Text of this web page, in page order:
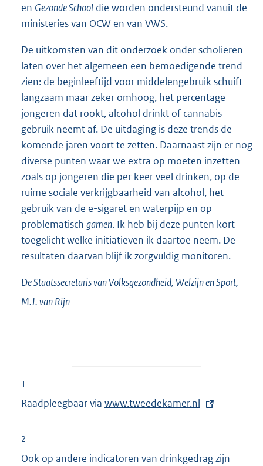
en Gezonde School die worden ondersteund vanuit de
ministeries van OCW en van VWS.
De uitkomsten van dit onderzoek onder scholieren
laten over het algemeen een bemoedigende trend
zien: de beginleeftijd voor middelengebruik schuift
langzaam maar zeker omhoog, het percentage
jongeren dat rookt, alcohol drinkt of cannabis
gebruik neemt af. De uitdaging is deze trends de
komende jaren voort te zetten. Daarnaast zijn er nog
diverse punten waar we extra op moeten inzetten
zoals op jongeren die per keer veel drinken, op de
ruime sociale verkrijgbaarheid van alcohol, het
gebruik van de e-sigaret en waterpijp en op
problematisch gamen. Ik heb bij deze punten kort
toegelicht welke initiatieven ik daartoe neem. De
resultaten daarvan blijf ik zorgvuldig monitoren.
De Staatssecretaris van Volksgezondheid, Welzijn en Sport,
M.J. vanRijn
1
Raadpleegbaar via E
www.tweedekamer.nl
2
Ook op andere indicatoren van drinkgedrag zijn